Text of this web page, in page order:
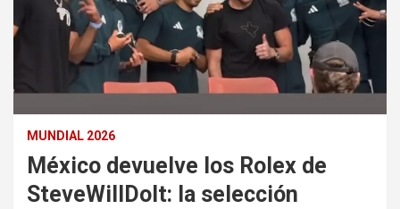
MUNDIAL 2026
México devuelve los Rolex de
SteveWillDoIt: la selección